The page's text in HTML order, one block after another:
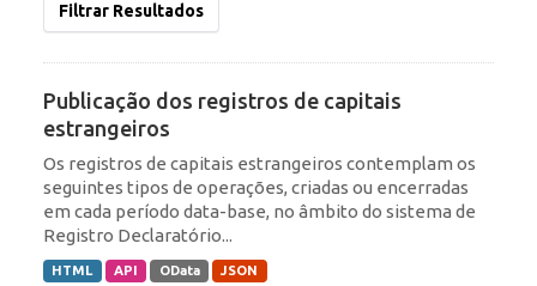
Filtrar Resultados
Publicação dos registros de capitais
estrangeiros
Os registros de capitais estrangeiros contemplam os
seguintes tipos de operações, criadas ou encerradas
em cada período data-base, no âmbito do sistema de
Registro Declaratório...
HTML API OData JSON